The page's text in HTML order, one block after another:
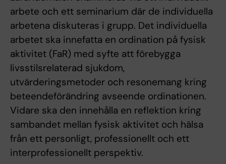
arbete och ett seminarium där de individuella
arbetena diskuteras i grupp. Det individuella
arbetet ska innefatta en ordination på fysisk
aktivitet (FaR) med syfte att förebygga
livsstilsrelaterad sjukdom,
utvärderingsmetoder och resonemang kring
beteendeförändring avseende ordinationen.
Vidare ska den innehålla en reflektion kring
sambandet mellan fysisk aktivitet och hälsa
från ett personligt, professionellt och ett
interprofessionellt perspektiv.